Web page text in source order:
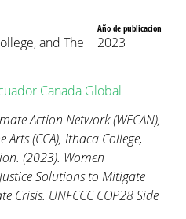
and The
Año de publicacion
2023
Canada Global
Action Network (WECAN),
(CCA), Ithaca College,
(2023). Women
Solutions to Mitigate
Crisis. UNFCCC COP28 Side